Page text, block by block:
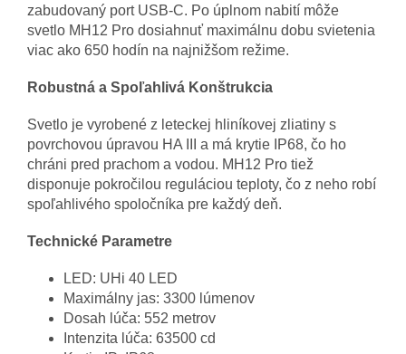
zabudovaný port USB-C. Po úplnom nabití môže
svetlo MH12 Pro dosiahnuť maximálnu dobu svietenia
viac ako 650 hodín na najnižšom režime.
Robustná a Spoľahlivá Konštrukcia
Svetlo je vyrobené z leteckej hliníkovej zliatiny s
povrchovou úpravou HA III a má krytie IP68, čo ho
chráni pred prachom a vodou. MH12 Pro tiež
disponuje pokročilou reguláciou teploty, čo z neho robí
spoľahlivého spoločníka pre každý deň.
Technické Parametre
LED: UHi 40 LED
Maximálny jas: 3300 lúmenov
Dosah lúča: 552 metrov
Intenzita lúča: 63500 cd